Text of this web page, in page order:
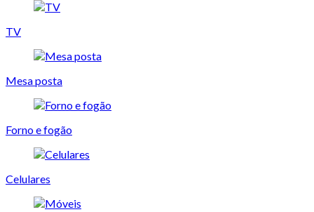
TV
Mesa posta
Forno e fogão
Celulares